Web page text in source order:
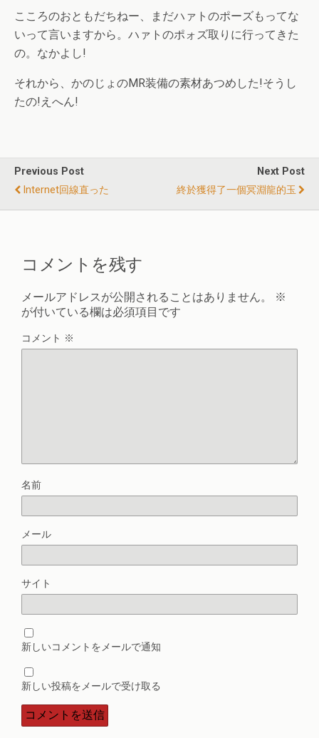
こころのおともだちねー、まだハァトのポーズもってな
いって言いますから。ハァトのポォズ取りに行ってきた
の。なかよし!
それから、かのじょのMR装備の素材あつめした!そうし
たの!えへん!
Previous Post
Internet回線直った
Next Post
終於獲得了一個冥淵龍的玉
コメントを残す
メールアドレスが公開されることはありません。
※
が付いている欄は必須項目です
コメント ※
名前
メール
サイト
新しいコメントをメールで通知
新しい投稿をメールで受け取る